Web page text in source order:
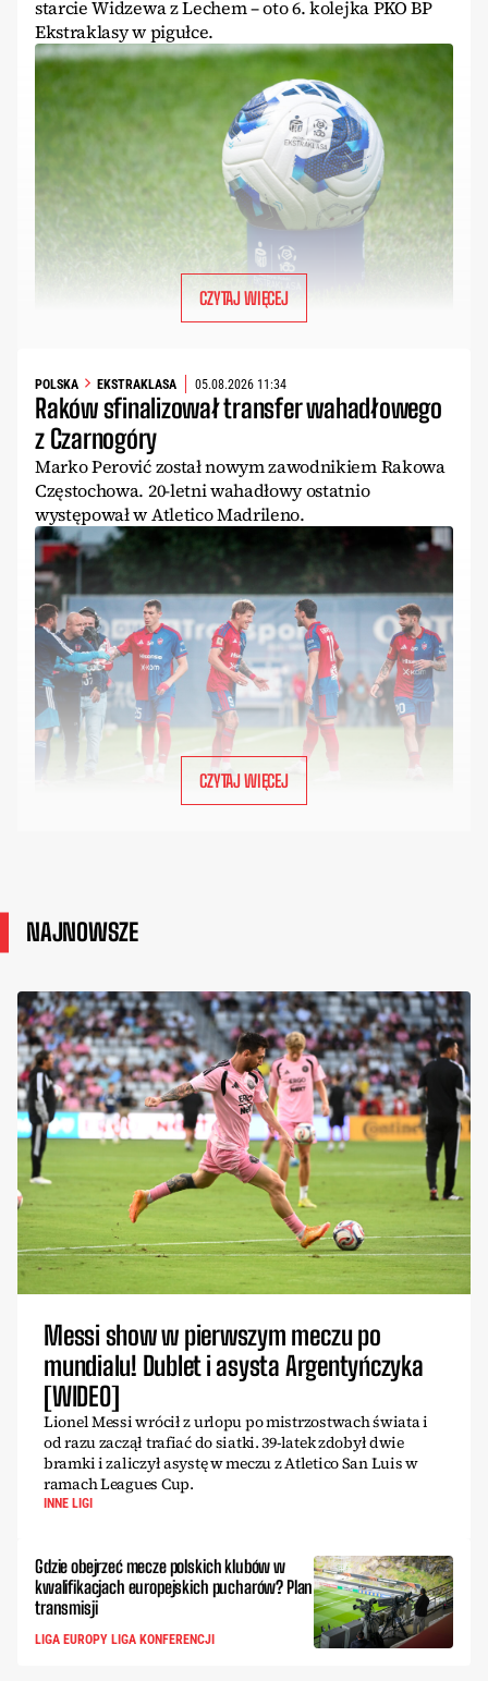
starcie Widzewa z Lechem – oto 6. kolejka PKO BP
Ekstraklasy w pigułce.
CZYTAJ WIĘCEJ
POLSKA EKSTRAKLASA 05.08.2026 11:34
Raków sfinalizował transfer wahadłowego
z Czarnogóry
Marko Perović został nowym zawodnikiem Rakowa
Częstochowa. 20-letni wahadłowy ostatnio
występował w Atletico Madrileno.
CZYTAJ WIĘCEJ
NAJNOWSZE
Messi show w pierwszym meczu po
mundialu! Dublet i asysta Argentyńczyka
[WIDEO]
Lionel Messi wrócił z urlopu po mistrzostwach świata i
od razu zaczął trafiać do siatki. 39-latek zdobył dwie
bramki i zaliczył asystę w meczu z Atletico San Luis w
ramach Leagues Cup.
INNE LIGI
Gdzie obejrzeć mecze polskich klubów w
kwalifikacjach europejskich pucharów? Plan
transmisji
LIGA EUROPY LIGA KONFERENCJI